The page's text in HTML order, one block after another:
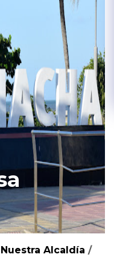
Nuestra Alcaldía /